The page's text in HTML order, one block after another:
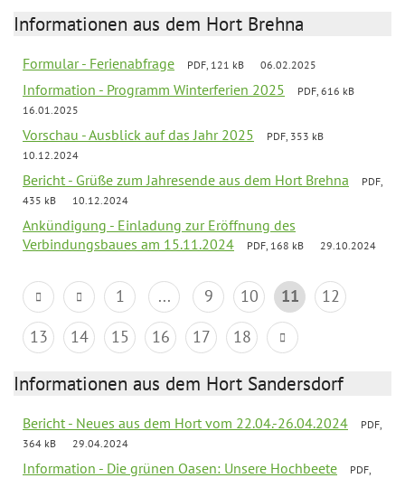
Informationen aus dem Hort Brehna
Formular - Ferienabfrage PDF, 121 kB 06.02.2025
Information - Programm Winterferien 2025
PDF, 616 kB
16.01.2025
Vorschau - Ausblick auf das Jahr 2025
PDF, 353 kB
10.12.2024
Bericht - Grüße zum Jahresende aus dem Hort Brehna
PDF,
435 kB
10.12.2024
Ankündigung - Einladung zur Eröffnung des
Verbindungsbaues am 15.11.2024
PDF, 168 kB 29.10.2024
1 ... 9 10 11
12
13
14 15 16 17 18
Informationen aus dem Hort Sandersdorf
Bericht - Neues aus dem Hort vom 22.04.-26.04.2024
PDF,
364 kB
29.04.2024
Information - Die grünen Oasen: Unsere Hochbeete
PDF,